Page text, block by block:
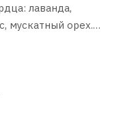
лаванда,
мускатный орех.